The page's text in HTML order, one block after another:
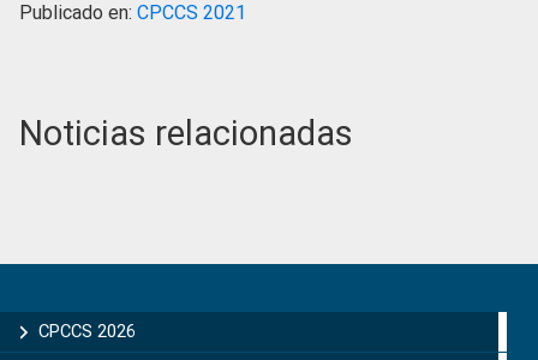
Publicado en: CPCCS 2021
Noticias relacionadas
Sidebar
CPCCS 2026